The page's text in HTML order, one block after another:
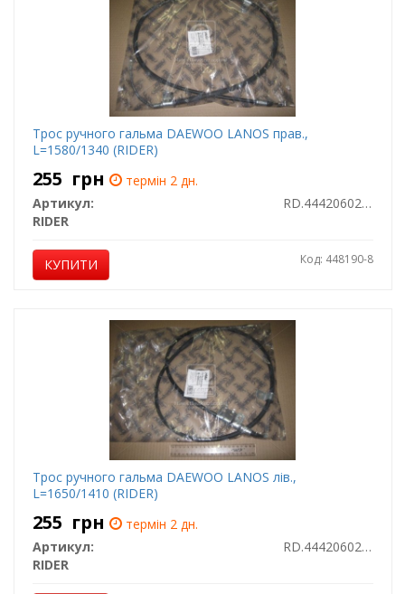
Трос ручного гальма DAEWOO LANOS прав.,
L=1580/1340 (RIDER)
255 грн
термін 2 дн.
Артикул:
RD.4442060202
RIDER
КУПИТИ Код: 448190-8
Трос ручного гальма DAEWOO LANOS лів.,
L=1650/1410 (RIDER)
255 грн
термін 2 дн.
Артикул:
RD.4442060203
RIDER